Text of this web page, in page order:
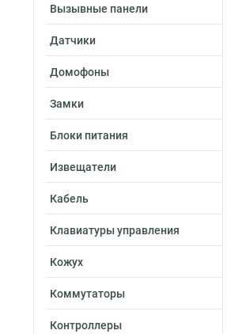
Вызывные панели
Датчики
Домофоны
Замки
Блоки питания
Извещатели
Кабель
Клавиатуры управления
Кожух
Коммутаторы
Контроллеры